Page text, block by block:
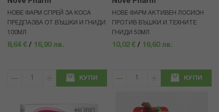
НОВЕ ФАРМ СПРЕЙ ЗА КОСА
ПРЕДПАЗВА ОТ ВЪШКИ И ГНИДИ
100МЛ
8,64 € / 16,90 лв.
КУПИ
НОВЕ ФАРМ АКТИВЕН ЛОСИОН
ПРОТИВ ВЪШКИ И ТЕХНИТЕ
ГНИДИ 50МЛ
10,02 € / 19,60 лв.
КУПИ